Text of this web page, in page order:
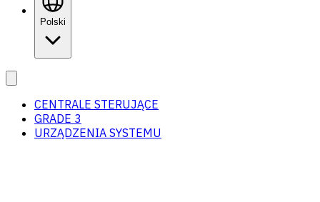
Polski
CENTRALE STERUJĄCE
GRADE 3
URZĄDZENIA SYSTEMU